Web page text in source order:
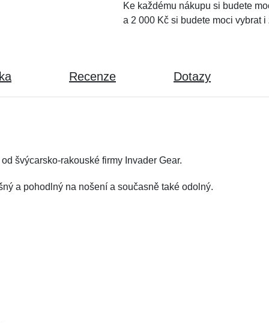
Ke každému nákupu si budete
a 2 000 Kč si budete moci vybrat i
Recenze Dotazy
švýcarsko-rakouské firmy Invader Gear.
a pohodlný na nošení a současně také odolný.